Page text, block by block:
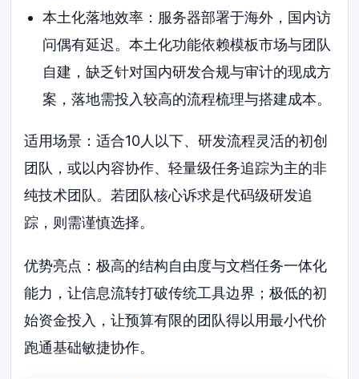
本土化落地效率：服务器部署于海外，国内访
问偶有延迟。本土化功能依赖模板市场与团队
自建，缺乏针对国内研发合规与审计的现成方
案，落地需投入较高的流程梳理与搭建成本。
适用场景：适合10人以下、研发流程灵活的初创
团队，或以内容协作、轻量级任务追踪为主的非
纯技术团队。若团队核心诉求是代码级研发追
踪，则需谨慎选择。
优势亮点：极高的结构自由度与文档任务一体化
能力，让信息流转打破传统工具边界；极低的初
始资金投入，让预算有限的团队得以用最小代价
跑通基础敏捷协作。